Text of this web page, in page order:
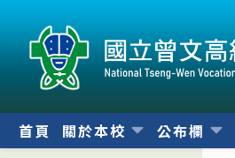
內
首頁 關於本校 公布欄